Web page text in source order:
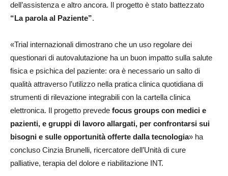
dell’assistenza e altro ancora. Il progetto è stato battezzato
“La parola al Paziente”.
«Trial internazionali dimostrano che un uso regolare dei
questionari di autovalutazione ha un buon impatto sulla salute
fisica e psichica del paziente: ora è necessario un salto di
qualità attraverso l’utilizzo nella pratica clinica quotidiana di
strumenti di rilevazione integrabili con la cartella clinica
elettronica. Il progetto prevede focus groups con medici e
pazienti, e gruppi di lavoro allargati, per confrontarsi sui
bisogni e sulle opportunità offerte dalla tecnologia» ha
concluso Cinzia Brunelli, ricercatore dell’Unità di cure
palliative, terapia del dolore e riabilitazione INT.